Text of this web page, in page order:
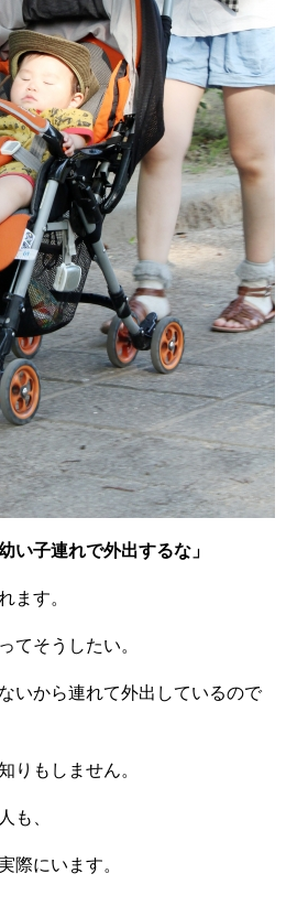
幼い子連れで外出するな」
ます。
てそうしたい。
いから連れて外出しているので
りもしません。
も、
際にいます。